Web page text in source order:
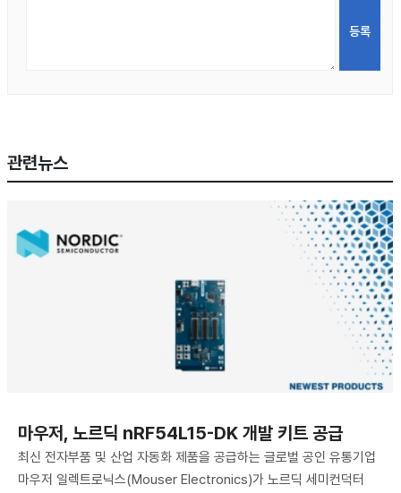
관련뉴스
마우저, 노르딕 nRF54L15-DK 개발 키트 공급
최신 전자부품 및 산업 자동화 제품을 공급하는 글로벌 공인 유통기업
마우저 일렉트로닉스(Mouser Electronics)가 노르딕 세미컨덕터